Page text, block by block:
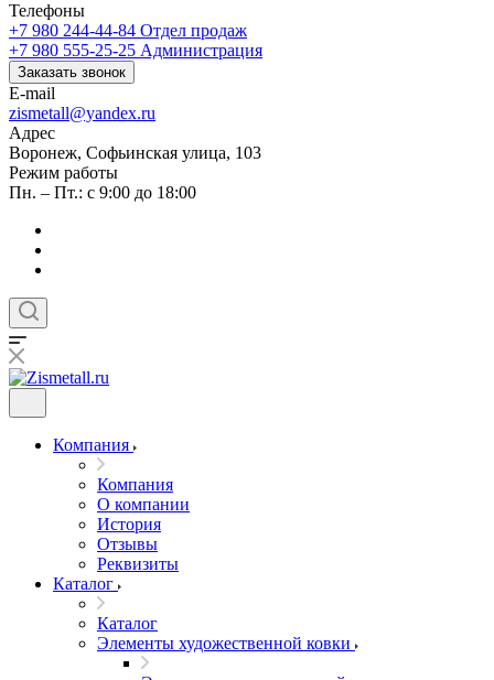
Телефоны
+7 980 244-44-84 Отдел продаж
+7 980 555-25-25 Администрация
Заказать звонок
E-mail
zismetall@yandex.ru
Адрес
Воронеж, Софьинская улица, 103
Режим работы
Пн. – Пт.: с 9:00 до 18:00
Компания
Компания
О компании
История
Отзывы
Реквизиты
Каталог
Каталог
Элементы художественной ковки